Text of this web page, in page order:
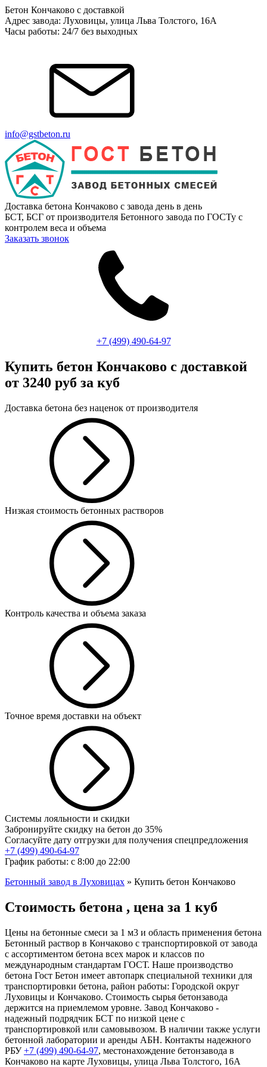
Бетон Кончаково с доставкой
Адрес завода: Луховицы, улица Льва Толстого, 16А
Часы работы: 24/7 без выходных
info@gstbeton.ru
Доставка бетона Кончаково с завода день в день
БСТ, БСГ от производителя Бетонного завода по ГОСТу с
контролем веса и объема
Заказать звонок
+7 (499) 490-64-97
Купить бетон Кончаково с доставкой
от 3240 руб за куб
Доставка бетона без наценок от производителя
Низкая стоимость бетонных растворов
Контроль качества и объема заказа
Точное время доставки на объект
Системы лояльности и скидки
Забронируйте скидку на бетон до 35%
Согласуйте дату отгрузки для получения спецпредложения
+7 (499) 490-64-97
График работы: с 8:00 до 22:00
Бетонный завод в Луховицах » Купить бетон Кончаково
Стоимость бетона , цена за 1 куб
Цены на бетонные смеси за 1 м3 и область применения бетона
Бетонный раствор в Кончаково с транспортировкой от завода
с ассортиментом бетона всех марок и классов по
международным стандартам ГОСТ. Наше производство
бетона Гост Бетон имеет автопарк специальной техники для
транспортировки бетона, район работы: Городской округ
Луховицы и Кончаково. Стоимость сырья бетонзавода
держится на приемлемом уровне. Завод Кончаково -
надежный подрядчик БСТ по низкой цене с
транспортировкой или самовывозом. В наличии также услуги
бетонной лаборатории и аренды АБН. Контакты надежного
РБУ+7 (499) 490-64-97, местонахождение бетонзавода в
Кончаково на карте Луховицы, улица Льва Толстого, 16А